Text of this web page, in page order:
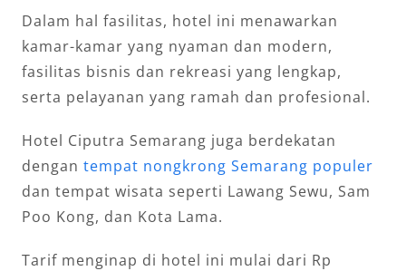
Dalam hal fasilitas, hotel ini menawarkan
kamar-kamar yang nyaman dan modern,
fasilitas bisnis dan rekreasi yang lengkap,
serta pelayanan yang ramah dan profesional.
Hotel Ciputra Semarang juga berdekatan
dengan tempat nongkrong Semarang populer
dan tempat wisata seperti Lawang Sewu, Sam
Poo Kong, dan Kota Lama.
Tarif menginap di hotel ini mulai dari Rp